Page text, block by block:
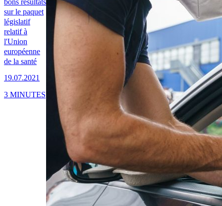
bons résultats
sur le paquet
législatif
relatif à
l'Union
européenne
de la santé
19.07.2021
3 MINUTES